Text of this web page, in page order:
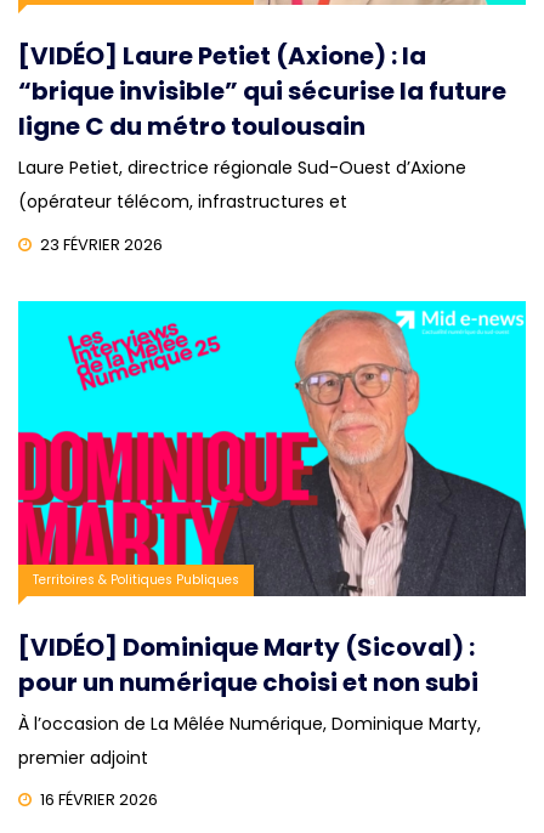
[VIDÉO] Laure Petiet (Axione) : la
“brique invisible” qui sécurise la future
ligne C du métro toulousain
Laure Petiet, directrice régionale Sud-Ouest d’Axione
(opérateur télécom, infrastructures et
23 FÉVRIER 2026
Territoires & Politiques Publiques
[VIDÉO] Dominique Marty (Sicoval) :
pour un numérique choisi et non subi
À l’occasion de La Mêlée Numérique, Dominique Marty,
premier adjoint
16 FÉVRIER 2026